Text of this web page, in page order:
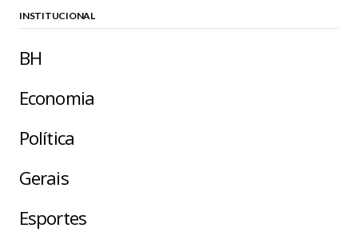
INSTITUCIONAL
BH
Economia
Política
Gerais
Esportes